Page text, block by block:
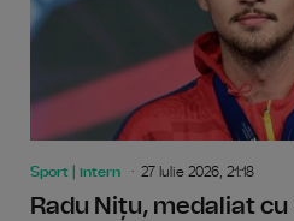
Sport | intern 27 Iulie 2026, 21:18
Radu Nițu, medaliat cu